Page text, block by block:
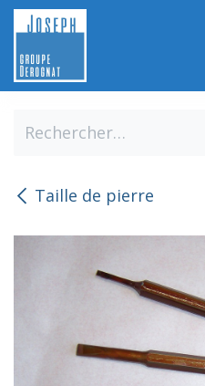
Se rendre au contenu
Taille de pierre